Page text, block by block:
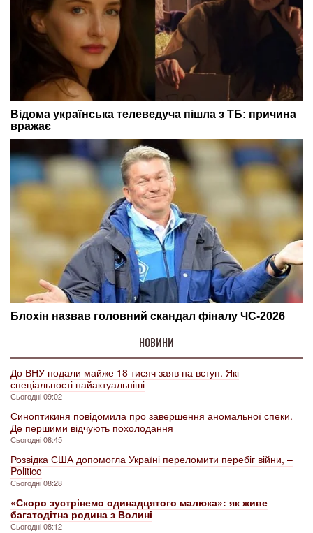
НОВИНИ
До ВНУ подали майже 18 тисяч заяв на вступ. Які
спеціальності найактуальніші
Сьогодні 09:02
Синоптикиня повідомила про завершення аномальної спеки.
Де першими відчують похолодання
Сьогодні 08:45
Розвідка США допомогла Україні переломити перебіг війни, –
Politico
Сьогодні 08:28
«Скоро зустрінемо одинадцятого малюка»: як живе
багатодітна родина з Волині
Сьогодні 08:12